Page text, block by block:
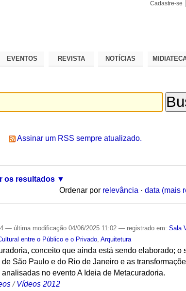
Cadastre-se
EVENTOS REVISTA NOTÍCIAS
Assinar um RSS sempre atualizado.
os resultados
Ordenar por relevância · data (mais
— última modificação 04/06/2025 11:02— registrado em:Sala
entre o Público e o Privado ,Arquitetura
conceito que ainda está sendo elaborado; o
São Paulo e do Rio de Janeiro e as
no evento A Ideia de Metacuradoria.
/Vídeos 2012